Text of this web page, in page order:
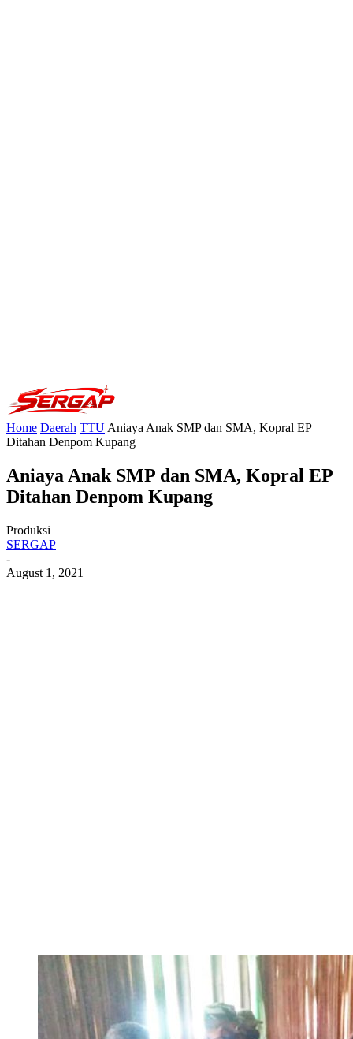
Home Daerah TTU Aniaya Anak SMP dan SMA, Kopral EP
Ditahan Denpom Kupang
Aniaya Anak SMP dan SMA, Kopral EP
Ditahan Denpom Kupang
Produksi
SERGAP
-
August 1, 2021